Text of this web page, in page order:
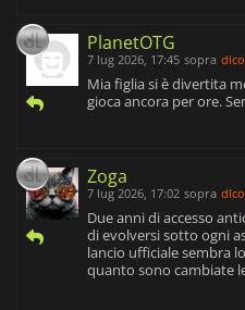
PlanetOTG
7 lug 2026, 17:45 sopra
Mia figlia si è divertita
gioca ancora per ore.
Zoga
7 lug 2026, 17:02 sopra
Due anni di accesso
di evolversi sotto ogni
lancio ufficiale sembra
quanto sono cambiate